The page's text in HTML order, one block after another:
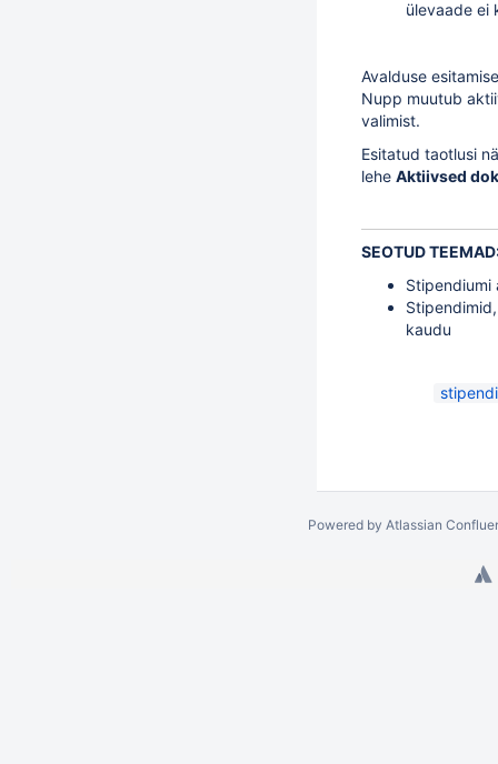
ülevaade ei
Avalduse
Nupp muutub
valimist.
Esitatud taotlusi
lehe Aktiivsed
SEOTUD
Stipendiumi
kaudu
Powered by Atlassian